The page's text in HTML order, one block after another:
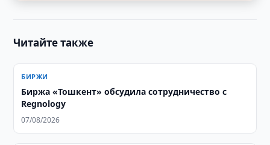
Читайте также
БИРЖИ
Биржа «Тошкент» обсудила сотрудничество с
Regnology
07/08/2026